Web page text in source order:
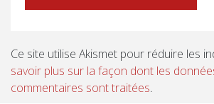
Ce site utilise Akismet pour réduire les
savoir plus sur la façon dont les
commentaires sont traitées.